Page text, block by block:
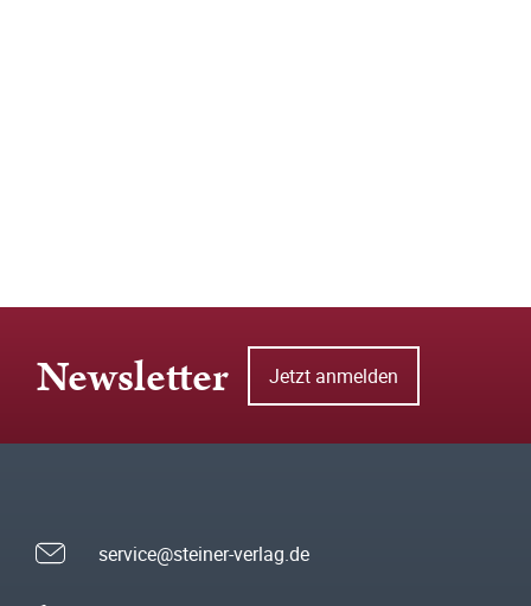
Newsletter Jetzt anmelden
service@steiner-verlag.de